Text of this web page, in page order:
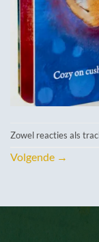
Zowel reacties als
Volgende →